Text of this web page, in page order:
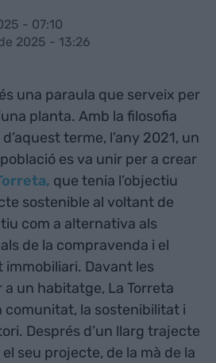
- 07:10
2025 - 13:26
una paraula que serveix per
planta. Amb la filosofia
terme, l’any 2021, un
es va unir per a crear
que tenia l’objectiu
sostenible al voltant de
com a alternativa als
de la compravenda i el
immobiliari. Davant les
un habitatge, La Torreta
comunitat, la sostenibilitat i
Després d’un llarg trajecte
seu projecte, de la mà de la